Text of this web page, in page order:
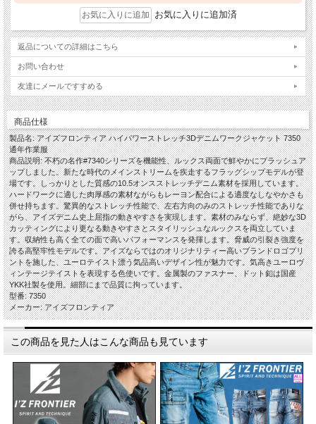
お気に入りに追加済
返品についての詳細はこちら
お問い合わせ
友達にメールですすめる
商品仕様
製品名: アイズフロンティア ハイパワーストレッチ3Dデニムワークジャケット 7350
通年作業服
商品説明: 不朽の名作#7340シリーズを機能性、ルックス両面で鮮やかにブラッシュア
ップしました。新たな時代のメインストリームを疾走するフラッグシップモデルが登
場です。しっかりとした質感の10.5オンスストレッチデニム素材を採用しています。
ハードワークに適した肉厚感の素材ながらもレーヨン配合による適度なしなやかさも
併せ持ちます。驚異的なストレッチ性能で、左右方向のみのストレッチ性能でありな
がら、アイズデニム史上屈指の動きやすさを実現します。素材のみならず、絶妙な3D
カッティングにより更なる動きやすさとスタイリッシュなルックスを両立していま
す。収納性も高く全ての面で高いパフォーマンスを発揮します。脅威の引裂き強度を
誇る高堅牢性モデルです。アイズならではのオリジナリティー高いブランドロゴプリ
ントを施した、ユーロテイスト漂う気品高いデザイン性が魅力です。気高きユーロヴ
ィンテージテイストを表現する色使いです。金属製のファスナー、ドット釦は国産
YKK社製を使用。細部にまで品質に拘っています。
型番: 7350
メーカー: アイズフロンティア
この商品を見た人はこんな商品も見ています